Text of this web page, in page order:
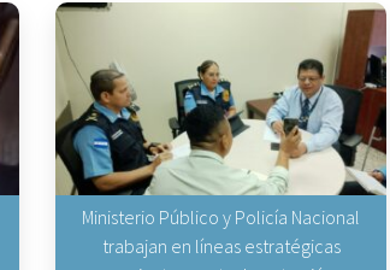
Ministerio Público y Policía Nacional
trabajan en líneas estratégicas